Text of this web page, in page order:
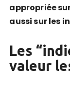
appropriée
aussi sur les
Les
valeur